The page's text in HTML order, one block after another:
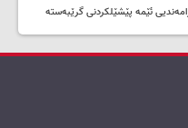
ئێمە پێشێلکردنی گرێبەستە